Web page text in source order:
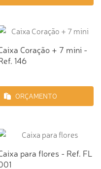
Coração + 7 mini -
146
ORÇAMENTO
para flores - Ref. FL